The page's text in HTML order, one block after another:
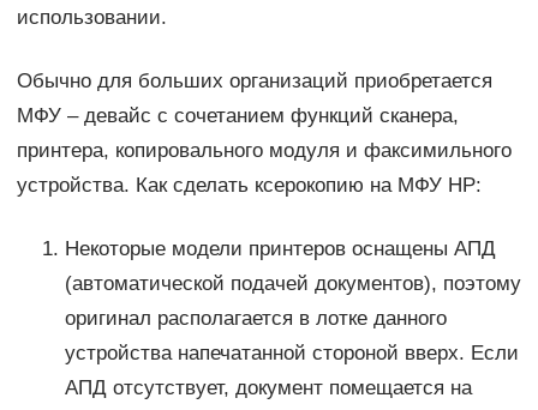
использовании.
Обычно для больших организаций приобретается
МФУ – девайс с сочетанием функций сканера,
принтера, копировального модуля и факсимильного
устройства. Как сделать ксерокопию на МФУ HP:
Некоторые модели принтеров оснащены АПД
(автоматической подачей документов), поэтому
оригинал располагается в лотке данного
устройства напечатанной стороной вверх. Если
АПД отсутствует, документ помещается на